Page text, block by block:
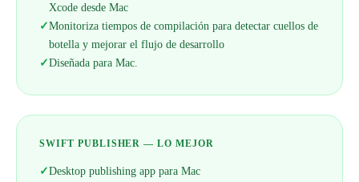
Xcode desde Mac
✓Monitoriza tiempos de compilación para detectar cuellos de
botella y mejorar el flujo de desarrollo
✓Diseñada para Mac.
SWIFT PUBLISHER — LO MEJOR
✓Desktop publishing app para Mac